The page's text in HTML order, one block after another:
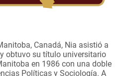
Canadá, Nia asistió a
obtuvo su título universitario
en 1986 con una doble
Políticas y Sociología. A